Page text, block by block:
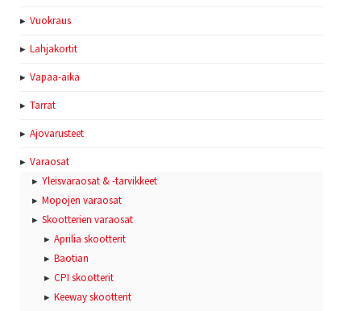
Vuokraus
Lahjakortit
Vapaa-aika
Tarrat
Ajovarusteet
Varaosat
Yleisvaraosat & -tarvikkeet
Mopojen varaosat
Skootterien varaosat
Aprilia skootterit
Baotian
CPI skootterit
Keeway skootterit